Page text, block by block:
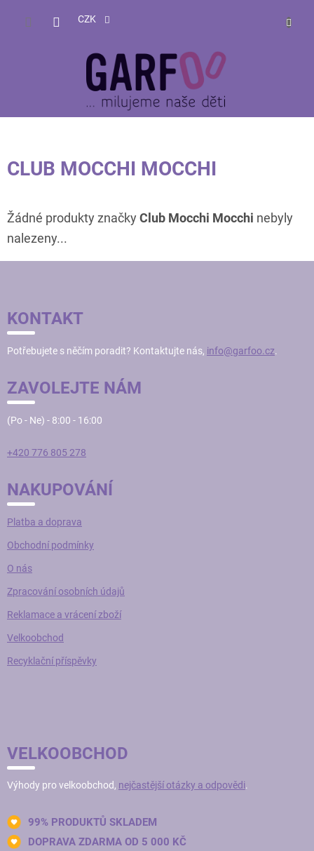
CZK
CLUB MOCCHI MOCCHI
Žádné produkty značky Club Mocchi Mocchi nebyly
nalezeny...
A
T
KONTAKT
Potřebujete s něčím poradit? Kontaktujte nás, info@garfoo.cz.
ZAVOLEJTE NÁM
(Po - Ne) - 8:00 - 16:00
+420 776 805 278
NAKUPOVÁNÍ
Platba a doprava
Obchodní podmínky
O nás
Zpracování osobních údajů
Reklamace a vrácení zboží
Velkoobchod
Recyklační příspěvky
VELKOOBCHOD
Výhody pro velkoobchod, nejčastější otázky a odpovědi.
99% PRODUKTŮ SKLADEM
DOPRAVA ZDARMA OD 5 000 KČ